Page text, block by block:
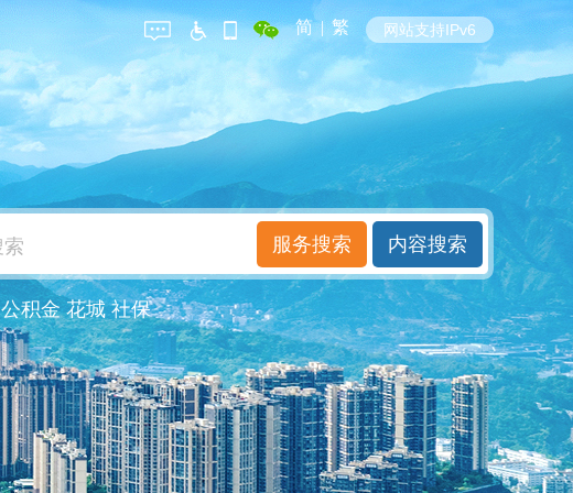
简 | 繁 网站支持IPv6
公积金 花城 社保